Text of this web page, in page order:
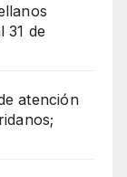
31 de
atención